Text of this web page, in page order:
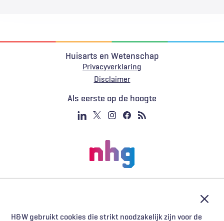
H&W gebruikt cookies die strikt noodzakelijk zijn voor de
Huisarts en Wetenschap
Privacyverklaring
Voet
Disclaimer
Als eerste op de hoogte